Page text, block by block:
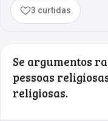
3 curtidas
Se argumentos
pessoas
religiosas.